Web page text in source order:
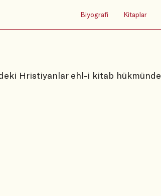
Biyografi Kitaplar
Hristiyanlar ehl-i kitab hükmünde